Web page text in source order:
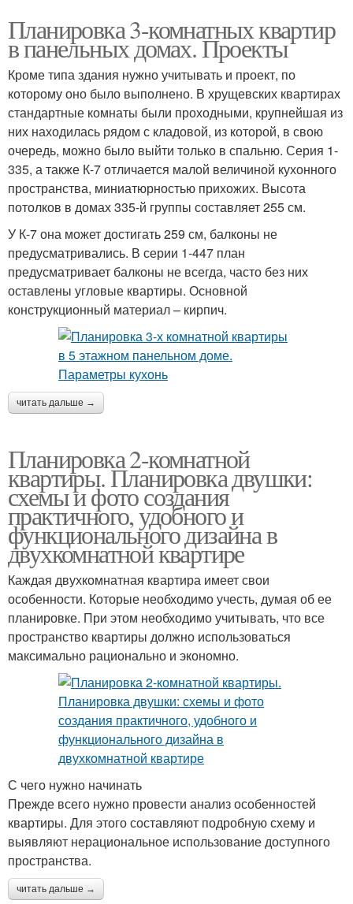
Планировка 3-комнатных квартир
в панельных домах. Проекты
Кроме типа здания нужно учитывать и проект, по
которому оно было выполнено. В хрущевских квартирах
стандартные комнаты были проходными, крупнейшая из
них находилась рядом с кладовой, из которой, в свою
очередь, можно было выйти только в спальню. Серия 1-
335, а также К-7 отличается малой величиной кухонного
пространства, миниатюрностью прихожих. Высота
потолков в домах 335-й группы составляет 255 см.
У К-7 она может достигать 259 см, балконы не
предусматривались. В серии 1-447 план
предусматривает балконы не всегда, часто без них
оставлены угловые квартиры. Основной
конструкционный материал – кирпич.
читать дальше →
Планировка 2-комнатной
квартиры. Планировка двушки:
схемы и фото создания
практичного, удобного и
функционального дизайна в
двухкомнатной квартире
Каждая двухкомнатная квартира имеет свои
особенности. Которые необходимо учесть, думая об ее
планировке. При этом необходимо учитывать, что все
пространство квартиры должно использоваться
максимально рационально и экономно.
С чего нужно начинать
Прежде всего нужно провести анализ особенностей
квартиры. Для этого составляют подробную схему и
выявляют нерациональное использование доступного
пространства.
читать дальше →